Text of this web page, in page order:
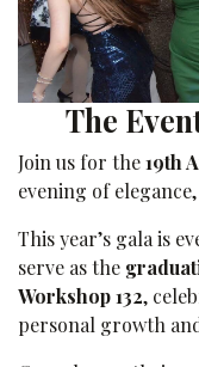
The
Join us for the19th
evening of
This year’s gala is
serve as the
Workshop 132,
personal growth